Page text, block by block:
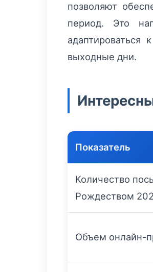
позволяют
период. Это
выходные дни.
Показатель
Количество
Рождеством
Объем онлайн-